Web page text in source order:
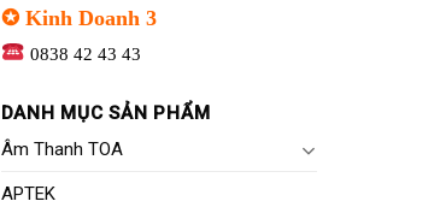
✪ Kinh Doanh 3
0838 42 43 43
DANH MỤC SẢN PHẨM
Âm Thanh TOA
APTEK